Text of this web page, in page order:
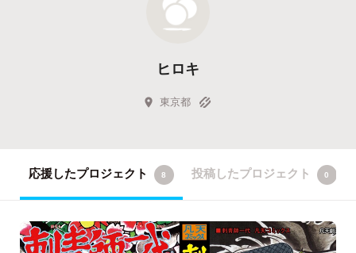
ヒロキ
東京都
応援したプロジェクト 8 投稿したプロジェクト 0